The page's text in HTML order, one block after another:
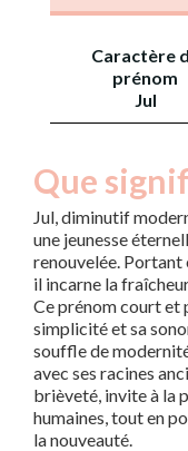
Caractère
prénom
Jul
Que
Jul, diminutif
une jeunesse
renouvelée. Portant
il incarne la
Ce prénom court et
simplicité et sa
souffle de
avec ses racines
brièveté, invite à la
humaines, tout en
la nouveauté.